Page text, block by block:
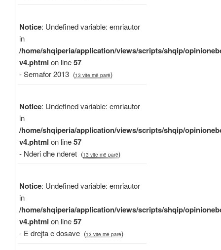
Notice: Undefined variable: emriautor
in
/home/shqiperia/application/views/scripts/shqip/
v4.phtml on line57
- Semafor 2013 (13 vite më parë)
Notice: Undefined variable: emriautor
in
/home/shqiperia/application/views/scripts/shqip/
v4.phtml on line57
- Nderi dhe nderet (13 vite më parë)
Notice: Undefined variable: emriautor
in
/home/shqiperia/application/views/scripts/shqip/
v4.phtml on line57
- E drejta e dosave (13 vite më parë)